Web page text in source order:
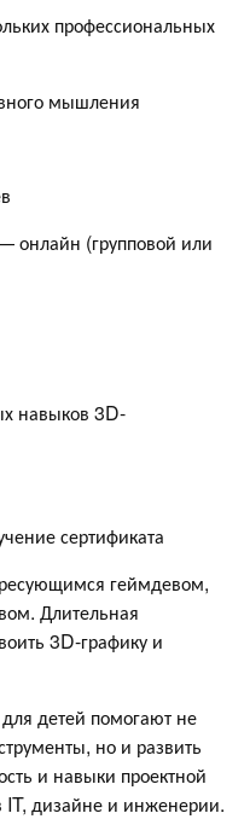
профессиональных
мышления
онлайн (групповой или
навыков 3D-
сертификата
геймдевом,
Длительная
3D-графику и
детей помогают не
но и развить
и навыки проектной
IT, дизайне и инженерии.